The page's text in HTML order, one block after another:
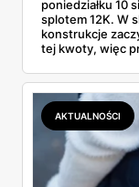
poniedziałku 10
splotem 12K. W
konstrukcje
tej kwoty, więc
najszybciej
lawinowo, a
dokładnie
faktycznie
AKTUALNOŚCI